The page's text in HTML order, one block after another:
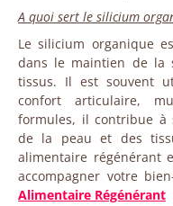
A quoi sert le silicium
Le silicium organique
dans le maintien de la
tissus. Il est souvent
confort articulaire,
formules, il contribue
de la peau et des
alimentaire régénérant
accompagner votre
Alimentaire Régénérant